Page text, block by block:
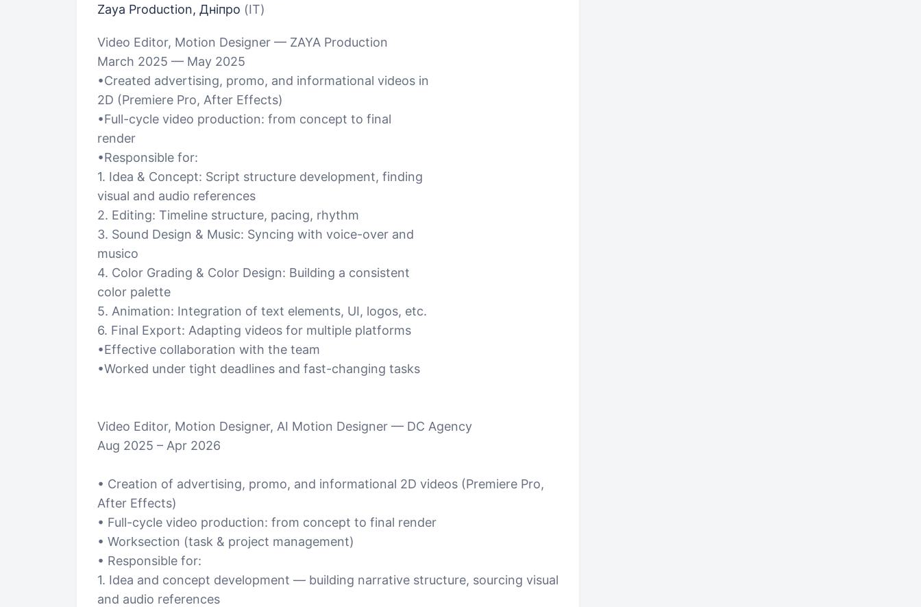
Zaya Production, Дніпро (IT)
Video Editor, Motion Designer — ZAYA Production
March 2025 — May 2025
•Created advertising, promo, and informational videos in
2D (Premiere Pro, After Effects)
•Full-cycle video production: from concept to final
render
•Responsible for:
1. Idea & Concept: Script structure development, finding
visual and audio references
2. Editing: Timeline structure, pacing, rhythm
3. Sound Design & Music: Syncing with voice-over and
musico
4. Color Grading & Color Design: Building a consistent
color palette
5. Animation: Integration of text elements, UI, logos, etc.
6. Final Export: Adapting videos for multiple platforms
•Effective collaboration with the team
•Worked under tight deadlines and fast-changing tasks
Video Editor, Motion Designer, AI Motion Designer — DC Agency
Aug 2025 – Apr 2026
• Creation of advertising, promo, and informational 2D videos (Premiere Pro,
After Effects)
• Full-cycle video production: from concept to final render
• Worksection (task & project management)
• Responsible for:
1. Idea and concept development — building narrative structure, sourcing visual
and audio references